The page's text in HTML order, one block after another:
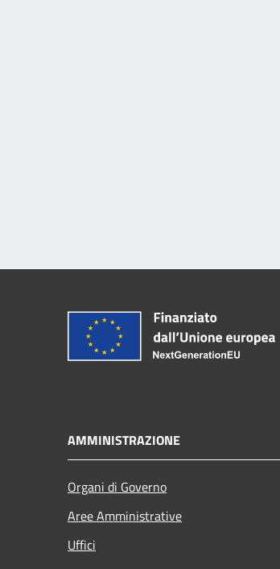
AMMINISTRAZIONE
Organi di Governo
Aree Amministrative
Uffici